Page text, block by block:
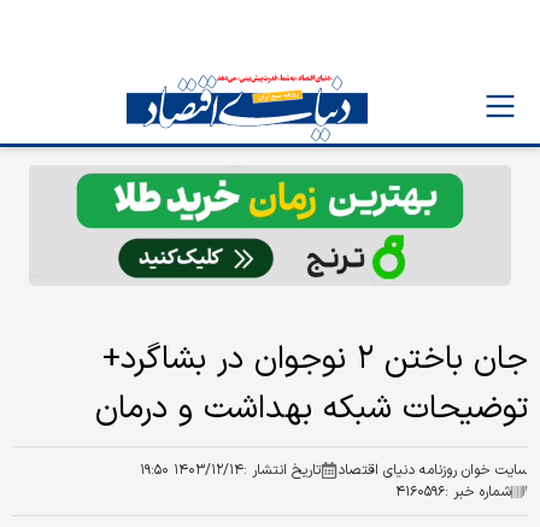
جان باختن ۲ نوجوان در بشاگرد+
توضیحات شبکه بهداشت و درمان
سایت خوان روزنامه دنیای اقتصاد تاریخ انتشار :۱۴۰۳/۱۲/۱۴ ۱۹:۵۰
شماره خبر :۴۱۶۰۵۹۶